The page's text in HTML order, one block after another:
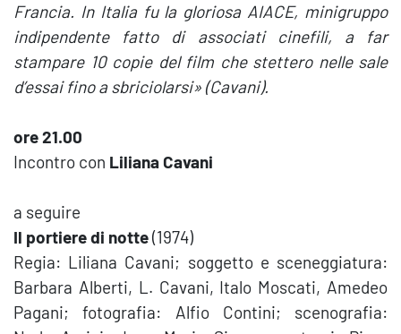
Francia. In Italia fu la gloriosa AIACE, minigruppo
indipendente fatto di associati cinefili, a far
stampare 10 copie del film che stettero nelle sale
d’essai fino a sbriciolarsi» (Cavani).
ore 21.00
Incontro con Liliana Cavani
a seguire
Il portiere di notte(1974)
Regia: Liliana Cavani; soggetto e sceneggiatura:
Barbara Alberti, L. Cavani, Italo Moscati, Amedeo
Pagani; fotografia: Alfio Contini; scenografia: